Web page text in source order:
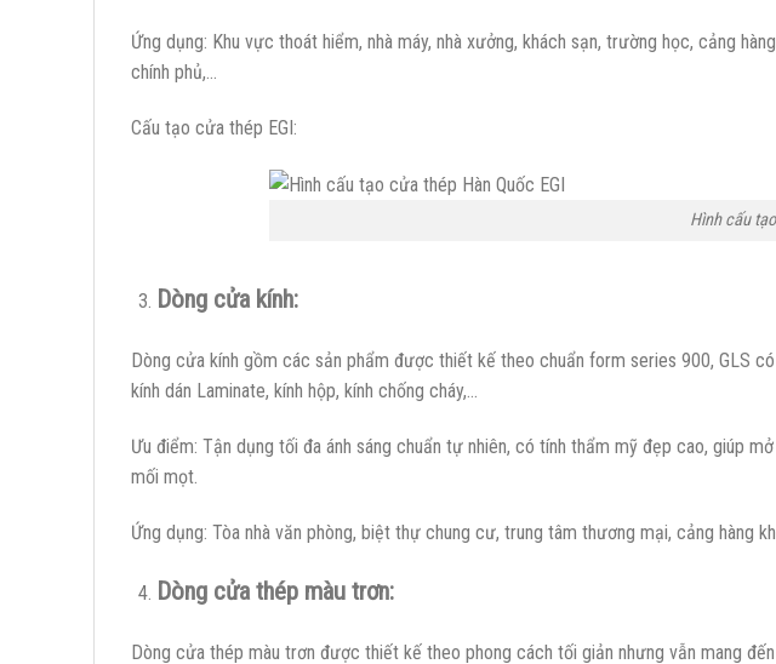
Ứng dụng: Khu vực thoát hiểm, nhà máy, nhà xưởng, khách sạn, trường học, cảng
chính phủ,…
Cấu tạo cửa thép EGI:
Hình cấu
Dòng cửa kính:
Dòng cửa kính gồm các sản phẩm được thiết kế theo chuẩn form series 900, GLS
kính dán Laminate, kính hộp, kính chống cháy,…
Ưu điểm: Tận dụng tối đa ánh sáng chuẩn tự nhiên, có tính thẩm mỹ đẹp cao, giúp
mối mọt.
Ứng dụng: Tòa nhà văn phòng, biệt thự chung cư, trung tâm thương mại, cảng hàng
Dòng cửa thép màu trơn:
Dòng cửa thép màu trơn được thiết kế theo phong cách tối giản nhưng vẫn mang